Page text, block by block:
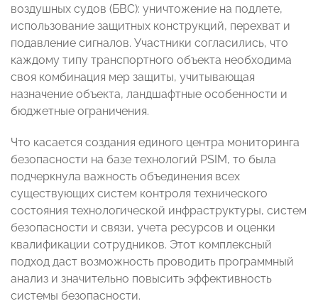
воздушных судов (БВС): уничтожение на подлете,
использование защитных конструкций, перехват и
подавление сигналов. Участники согласились, что
каждому типу транспортного объекта необходима
своя комбинация мер защиты, учитывающая
назначение объекта, ландшафтные особенности и
бюджетные ограничения.
Что касается создания единого центра мониторинга
безопасности на базе технологий PSIM, то была
подчеркнула важность объединения всех
существующих систем контроля технического
состояния технологической инфраструктуры, систем
безопасности и связи, учета ресурсов и оценки
квалификации сотрудников. Этот комплексный
подход даст возможность проводить программный
анализ и значительно повысить эффективность
системы безопасности.